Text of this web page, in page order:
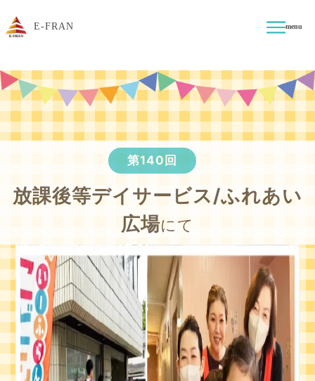
E-FRAN menu
第140回
放課後等デイサービス/ふれあい
広場にて